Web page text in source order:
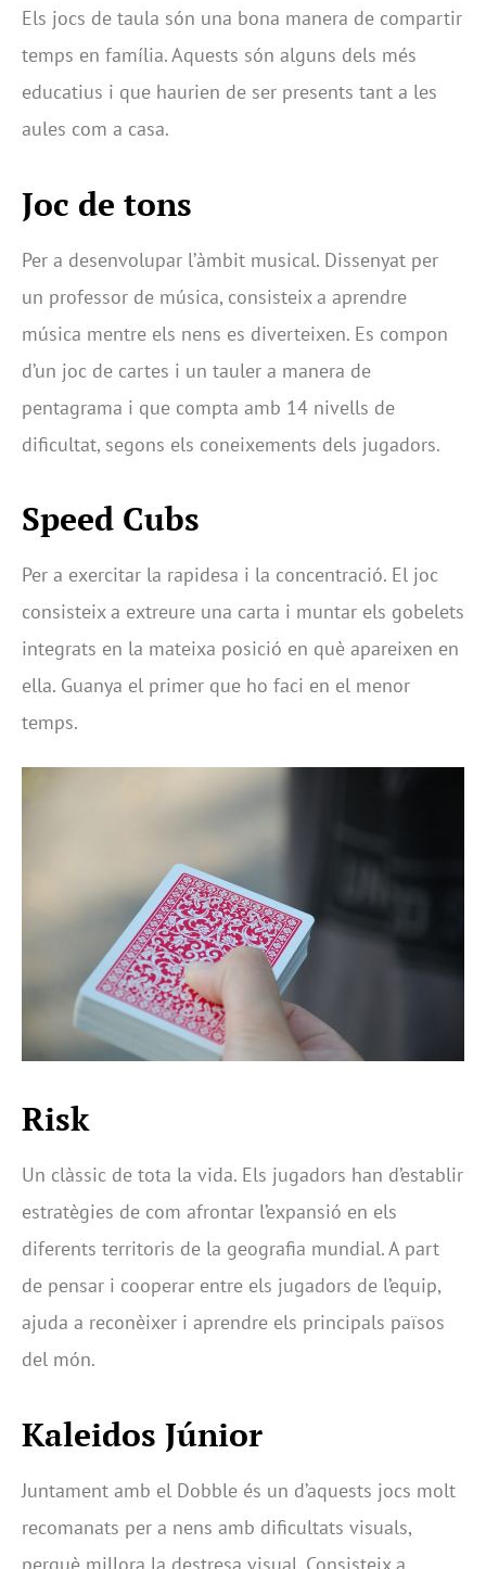
Els jocs de taula són una bona manera de compartir
temps en família. Aquests són alguns dels més
educatius i que haurien de ser presents tant a les
aules com a casa.
Joc de tons
Per a desenvolupar l’àmbit musical. Dissenyat per
un professor de música, consisteix a aprendre
música mentre els nens es diverteixen. Es compon
d’un joc de cartes i un tauler a manera de
pentagrama i que compta amb 14 nivells de
dificultat, segons els coneixements dels jugadors.
Speed Cubs
Per a exercitar la rapidesa i la concentració. El joc
consisteix a extreure una carta i muntar els gobelets
integrats en la mateixa posició en què apareixen en
ella. Guanya el primer que ho faci en el menor
temps.
Risk
Un clàssic de tota la vida. Els jugadors han d’establir
estratègies de com afrontar l’expansió en els
diferents territoris de la geografia mundial. A part
de pensar i cooperar entre els jugadors de l’equip,
ajuda a reconèixer i aprendre els principals països
del món.
Kaleidos Júnior
Juntament amb el Dobble és un d’aquests jocs molt
recomanats per a nens amb dificultats visuals,
perquè millora la destresa visual. Consisteix a